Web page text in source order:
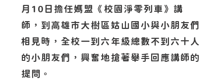
月10日擔任媽盟《校園淨零列車》講
師，到高雄市大樹區姑山國小與小朋友們
相見時，全校一到六年級總數不到六十人
的小朋友們，興奮地搶著舉手回應講師的
提問。